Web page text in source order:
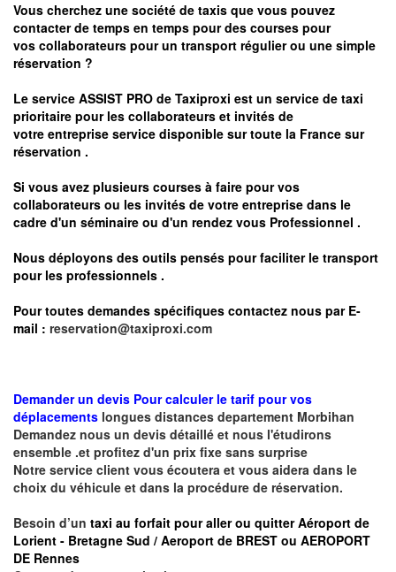
Vous cherchez une société de taxis que vous pouvez
contacter de temps en temps pour des courses pour
vos collaborateurs pour un transport régulierou une simple
réservation ?
Le service ASSIST PRO de Taxiproxi est un service de taxi
prioritaire pour les collaborateurs et invités de
votre entreprise service disponible sur toute la France sur
réservation .
Si vous avez plusieurs courses à faire pour vos
collaborateurs ou les invités de votre entreprise dans le
cadre d'un séminaire ou d'un rendez vous Professionnel .
Nous déployons des outils pensés pour faciliter le transport
pour les professionnels .
Pour toutes demandes spécifiques contactez nous par E-
mail : reservation@taxiproxi.com
Demander un devis Pour calculer le tarif pour vos
déplacements longues distances departement Morbihan
Demandez nous un devis détaillé et nous l'étudirons
ensemble .et profitez d'un prix fixe sans surprise
Notre service client vous écoutera et vous aidera dans le
choix du véhicule et dans la procédure de réservation.
Besoin d’un taxi au forfait pour aller ou quitter Aéroport de
Lorient - Bretagne Sud / Aeroport de BREST ou AEROPORT
DE Rennes